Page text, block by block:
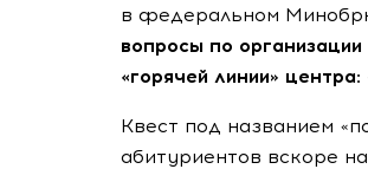
в федеральном
вопросы по
«горячей линии» центра:
Квест под названием
абитуриентов вскоре